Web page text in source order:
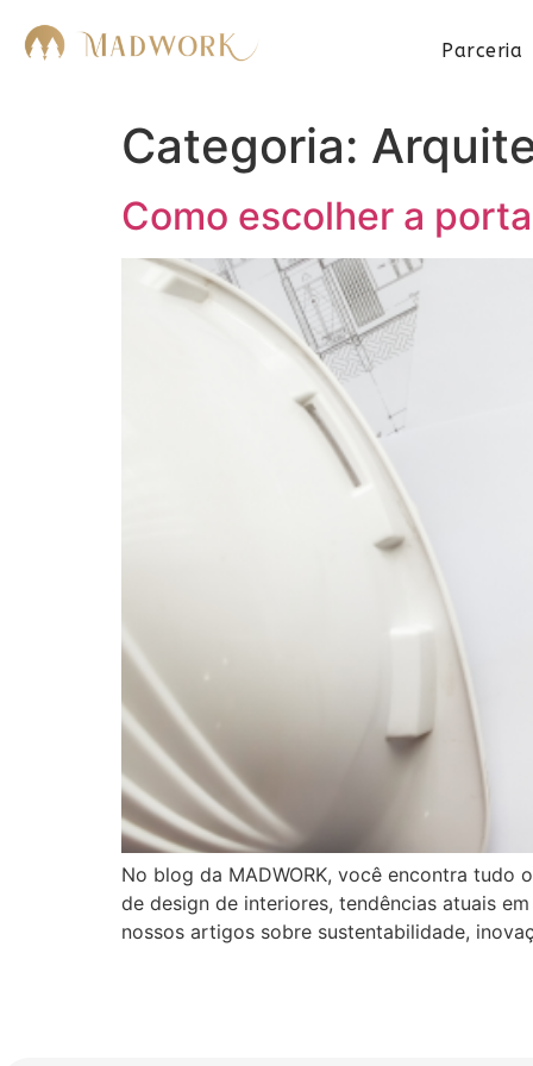
Parceria
Categoria:
Como escolher a
No blog da MADWORK, você encontra tudo
de design de interiores, tendências atuais
nossos artigos sobre sustentabilidade,